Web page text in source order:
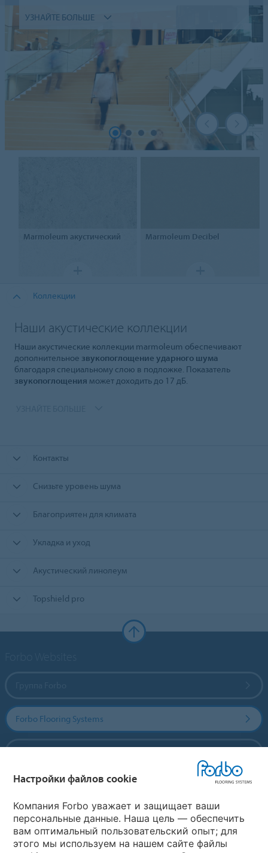
УЗНАЙТЕ БОЛЬШЕ
Marmoleum акустический Marmoleum Decibel
Коллекции
Наши акустические коллекции
Наши акустические коллекции marmoleum обеспечивают
дополнительное звукопоглощение ударного шума
благодаря специальному слою в подложке. Показатель
звукопоглощения может доходить до 17 дБ.
Контакты
Снизьте уровень шума
Благоприятен для климата
Укладка и уход
Акустический линолеум
Topshield pro
Forbo Flooring Systems
Выберите страну
Выберите вашу страну
Настройки файлов cookie
Компания Forbo уважает и защищает ваши
персональные данные. Наша цель — обеспечить
вам оптимальный пользовательский опыт; для
этого мы используем на нашем сайте файлы